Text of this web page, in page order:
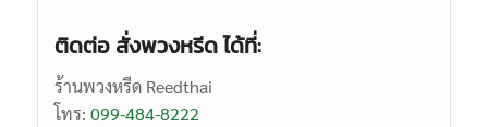
ติดต่อ สั่งพวงหรีด ได้ที่:
ร้านพวงหรีด Reedthai
โทร: 099-484-8222